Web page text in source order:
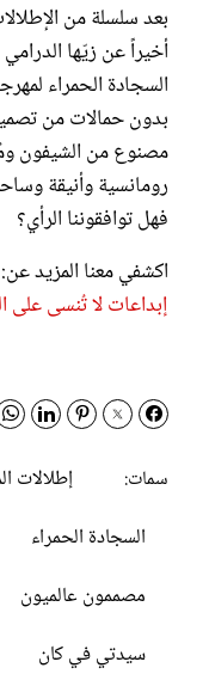
بعد سلسلة من
أخيراً عن زيّها
السجادة الحمراء
مصنوع من الشيفون
رومانسية وأنيقة
فهل توافقوننا الرأي؟
اكشفي معنا المزيد عن:
إبداعات لا تُنسى على
سمات:
إطلالات
السجادة الحمراء
مصممون عالميون
سيدتي في كان